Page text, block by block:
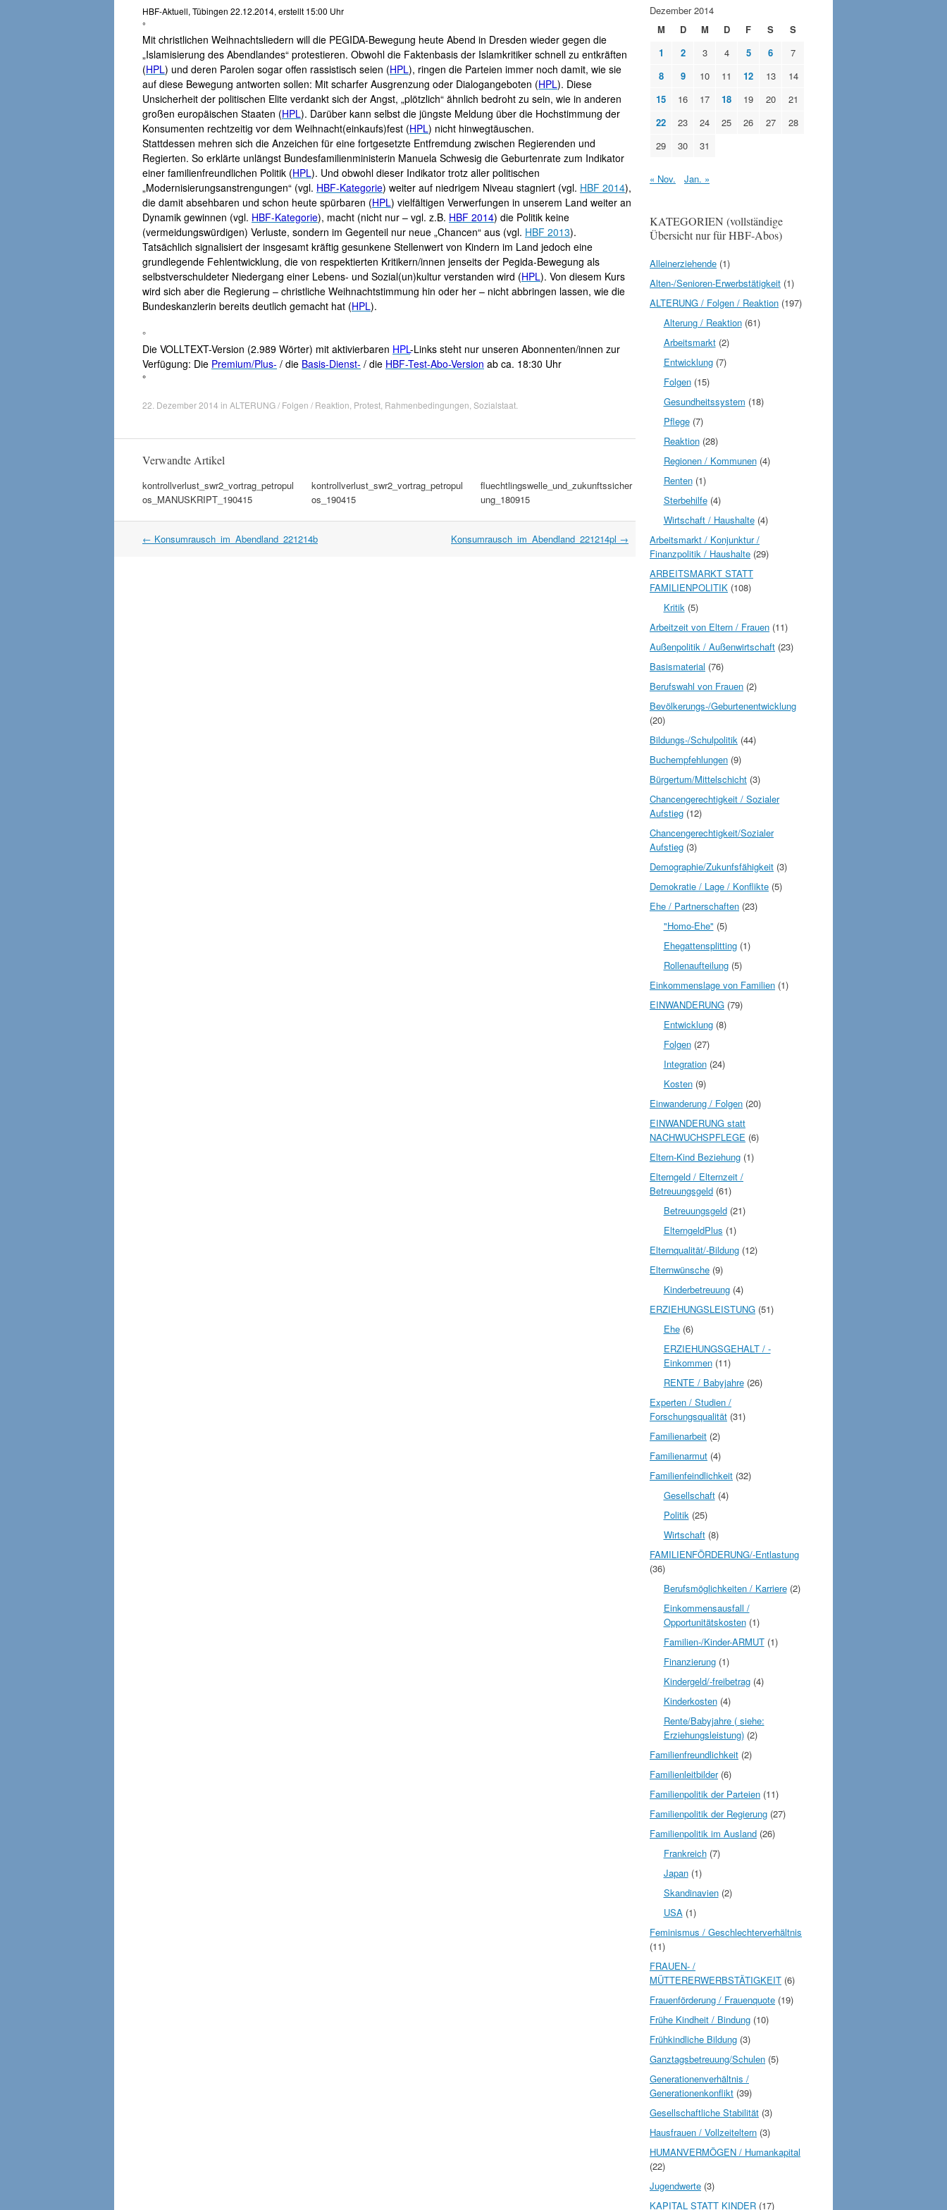
HBF-Aktuell, Tübingen 22.12.2014, erstellt 15:00 Uhr
°
Mit christlichen Weihnachtsliedern will die PEGIDA-Bewegung heute Abend in Dresden wieder gegen die
„Islamisierung des Abendlandes“ protestieren. Obwohl die Faktenbasis der Islamkritiker schnell zu entkräften
(HPL) und deren Parolen sogar offen rassistisch seien (HPL), ringen die Parteien immer noch damit, wie sie
auf diese Bewegung antworten sollen: Mit scharfer Ausgrenzung oder Dialogangeboten (HPL). Diese
Unsicherheit der politischen Elite verdankt sich der Angst, „plötzlich“ ähnlich bedroht zu sein, wie in anderen
großen europäischen Staaten (HPL). Darüber kann selbst die jüngste Meldung über die Hochstimmung der
Konsumenten rechtzeitig vor dem Weihnacht(einkaufs)fest (HPL) nicht hinwegtäuschen.
Stattdessen mehren sich die Anzeichen für eine fortgesetzte Entfremdung zwischen Regierenden und
Regierten. So erklärte unlängst Bundesfamilienministerin Manuela Schwesig die Geburtenrate zum Indikator
einer familienfreundlichen Politik (HPL). Und obwohl dieser Indikator trotz aller politischen
„Modernisierungsanstrengungen“ (vgl. HBF-Kategorie) weiter auf niedrigem Niveau stagniert (vgl. HBF 2014),
die damit absehbaren und schon heute spürbaren (HPL) vielfältigen Verwerfungen in unserem Land weiter an
Dynamik gewinnen (vgl. HBF-Kategorie), macht (nicht nur – vgl. z.B. HBF 2014) die Politik keine
(vermeidungswürdigen) Verluste, sondern im Gegenteil nur neue „Chancen“ aus (vgl. HBF 2013).
Tatsächlich signalisiert der insgesamt kräftig gesunkene Stellenwert von Kindern im Land jedoch eine
grundlegende Fehlentwicklung, die von respektierten Kritikern/innen jenseits der Pegida-Bewegung als
selbstverschuldeter Niedergang einer Lebens- und Sozial(un)kultur verstanden wird (HPL). Von diesem Kurs
wird sich aber die Regierung – christliche Weihnachtstimmung hin oder her – nicht abbringen lassen, wie die
Bundeskanzlerin bereits deutlich gemacht hat (HPL).
°
Die VOLLTEXT-Version (2.989 Wörter) mit aktivierbaren HPL-Links steht nur unseren Abonnenten/innen zur
Verfügung: Die Premium/Plus- / die Basis-Dienst- / die HBF-Test-Abo-Version ab ca. 18:30 Uhr
°
22. Dezember 2014 in ALTERUNG / Folgen / Reaktion Protest Rahmenbedingungen Sozialstaat
Verwandte Artikel
kontrollverlust_swr2_vortrag_petropul
os_MANUSKRIPT_190415
kontrollverlust_swr2_vortrag_petropul
os_190415
fluechtlingswelle_und_zukunftssicher
ung_180915
Artikel
← Konsumrausch_im_Abendland_221214b Konsumrausch_im_Abendland_221214pl →
Dezember 2014
M
D M D F S
S
1
2 3 4 5 6
7
8
9 10 11 12 13
14
15
16 17 18 19 20
21
22
23 24 25 26 27
28
29
30 31
« Nov. Jan. »
KATEGORIEN (vollständige
Übersicht nur für HBF-Abos)
Alleinerziehende (1)
Alten-/Senioren-Erwerbstätigkeit (1)
ALTERUNG / Folgen / Reaktion (197)
Alterung / Reaktion(61)
Arbeitsmarkt(2)
Entwicklung(7)
Folgen(15)
Gesundheitssystem (18)
Pflege(7)
Reaktion(28)
Regionen / Kommunen(4)
Renten(1)
Sterbehilfe(4)
Wirtschaft / Haushalte(4)
Arbeitsmarkt / Konjunktur /
Finanzpolitik / Haushalte (29)
ARBEITSMARKT STATT
FAMILIENPOLITIK (108)
Kritik(5)
Arbeitzeit von Eltern / Frauen (11)
Außenpolitik / Außenwirtschaft (23)
Basismaterial (76)
Berufswahl von Frauen (2)
Bevölkerungs-/Geburtenentwicklung
(20)
Bildungs-/Schulpolitik (44)
Buchempfehlungen (9)
Bürgertum/Mittelschicht (3)
Chancengerechtigkeit / Sozialer
Aufstieg (12)
Chancengerechtigkeit/Sozialer
Aufstieg (3)
Demographie/Zukunfsfähigkeit (3)
Demokratie / Lage / Konflikte (5)
Ehe / Partnerschaften (23)
"Homo-Ehe" (5)
Ehegattensplitting(1)
Rollenaufteilung(5)
Einkommenslage von Familien (1)
EINWANDERUNG (79)
Entwicklung(8)
Folgen(27)
Integration(24)
Kosten(9)
Einwanderung / Folgen (20)
EINWANDERUNG statt
NACHWUCHSPFLEGE (6)
Eltern-Kind Beziehung (1)
Elterngeld / Elternzeit /
Betreuungsgeld (61)
Betreuungsgeld(21)
ElterngeldPlus (1)
Elternqualität/-Bildung (12)
Elternwünsche (9)
Kinderbetreuung(4)
ERZIEHUNGSLEISTUNG (51)
Ehe(6)
ERZIEHUNGSGEHALT / -
Einkommen(11)
RENTE / Babyjahre(26)
Experten / Studien /
Forschungsqualität (31)
Familienarbeit (2)
Familienarmut (4)
Familienfeindlichkeit (32)
Gesellschaft(4)
Politik(25)
Wirtschaft(8)
FAMILIENFÖRDERUNG/-Entlastung
(36)
Berufsmöglichkeiten / Karriere(2)
Einkommensausfall /
Opportunitätskosten(1)
Familien-/Kinder-ARMUT(1)
Finanzierung(1)
Kindergeld/-freibetrag(4)
Kinderkosten(4)
Rente/Babyjahre ( siehe:
Erziehungsleistung)(2)
Familienfreundlichkeit (2)
Familienleitbilder(6)
Familienpolitik der Parteien (11)
Familienpolitik der Regierung (27)
Familienpolitik im Ausland (26)
Frankreich(7)
Japan(1)
Skandinavien(2)
USA(1)
Feminismus / Geschlechterverhältnis
(11)
FRAUEN- /
MÜTTERERWERBSTÄTIGKEIT (6)
Frauenförderung / Frauenquote (19)
Frühe Kindheit / Bindung (10)
Frühkindliche Bildung (3)
Ganztagsbetreuung/Schulen (5)
Generationenverhältnis /
Generationenkonflikt (39)
Gesellschaftliche Stabilität (3)
Hausfrauen / Vollzeiteltern (3)
HUMANVERMÖGEN / Humankapital
(22)
Jugendwerte (3)
KAPITAL STATT KINDER (17)